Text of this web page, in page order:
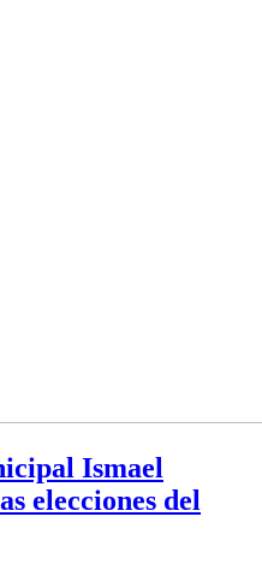
Ismael
elecciones del